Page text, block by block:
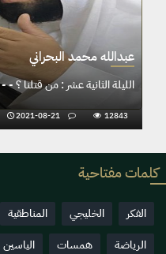
الليلة الحادية عشر : قِيمةُ القِيم - الشيخ عبدالله البحراني - ١١ محرم ١٤٤٣
كلمات مفتاحية
الفكر الخليجي المناطقية
الرياضة
همسات الياسين